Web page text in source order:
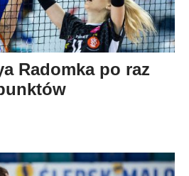
Radomka po raz